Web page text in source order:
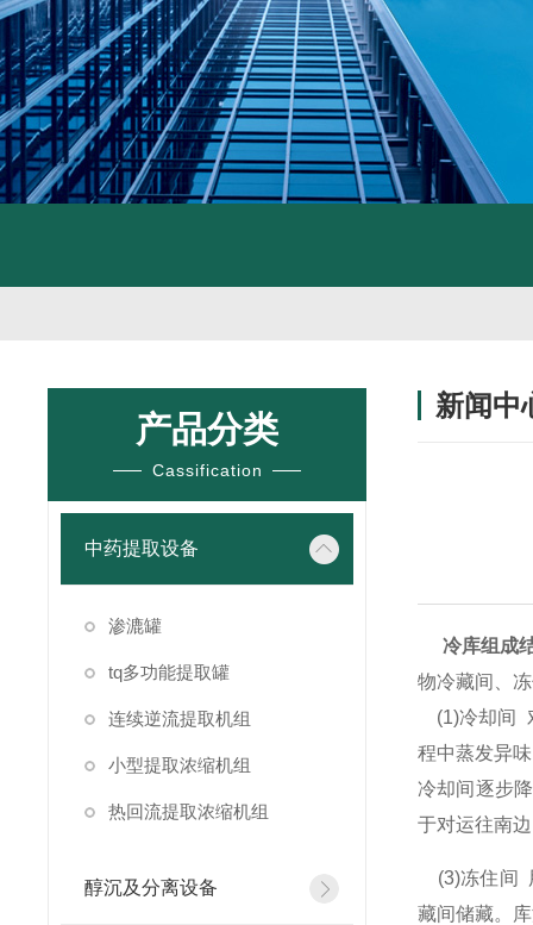
新闻中
冷库组成
物冷藏间、
(1)冷却间
程中蒸发异
冷却间逐步
于对运往南
(3)冻住间
藏间储藏。
产品分类
Cassification
中药提取设备
渗漉罐
tq多功能提取罐
连续逆流提取机组
小型提取浓缩机组
热回流提取浓缩机组
醇沉及分离设备